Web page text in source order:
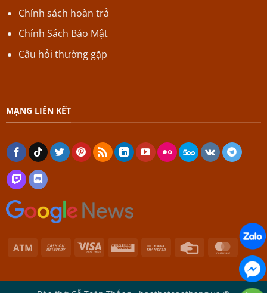
Chính sách hoàn trả
Chính Sách Bảo Mật
Câu hỏi thường gặp
MẠNG LIÊN KẾT
Atm
Cash
Visa
Western
Bank
Credit